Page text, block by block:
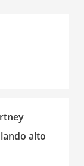
alto